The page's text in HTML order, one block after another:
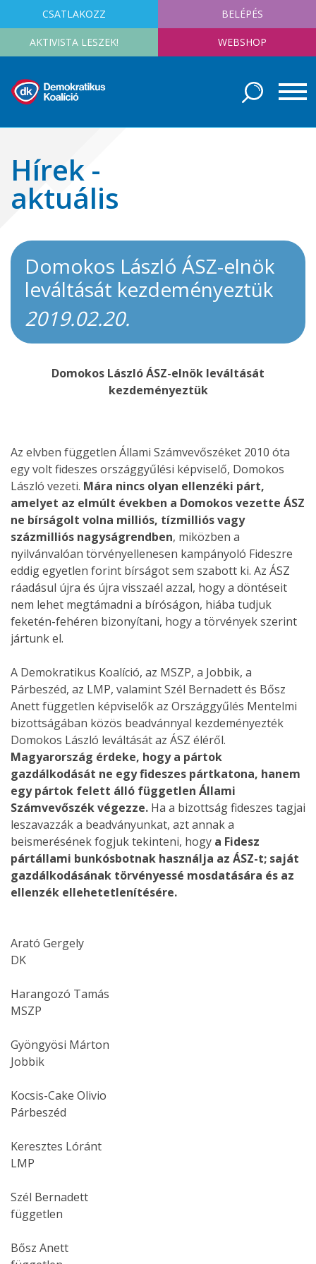
CSATLAKOZZ BELÉPÉS
AKTIVISTA LESZEK! WEBSHOP
Hírek -
aktuális
Domokos László ÁSZ-elnök
leváltását kezdeményeztük
2019.02.20.
Domokos László ÁSZ-elnök leváltását
kezdeményeztük
Az elvben független Állami Számvevőszéket 2010 óta
egy volt fideszes országgyűlési képviselő, Domokos
László vezeti. Mára nincs olyan ellenzéki párt,
amelyet az elmúlt években a Domokos vezette ÁSZ
ne bírságolt volna milliós, tízmilliós vagy
százmilliós nagyságrendben, miközben a
nyilvánvalóan törvényellenesen kampányoló Fideszre
eddig egyetlen forint bírságot sem szabott ki. Az ÁSZ
ráadásul újra és újra visszaél azzal, hogy a döntéseit
nem lehet megtámadni a bíróságon, hiába tudjuk
feketén-fehéren bizonyítani, hogy a törvények szerint
jártunk el.
A Demokratikus Koalíció, az MSZP, a Jobbik, a
Párbeszéd, az LMP, valamint Szél Bernadett és Bősz
Anett független képviselők az Országgyűlés Mentelmi
bizottságában közös beadvánnyal kezdeményezték
Domokos László leváltását az ÁSZ éléről.
Magyarország érdeke, hogy a pártok
gazdálkodását ne egy fideszes pártkatona, hanem
egy pártok felett álló független Állami
Számvevőszék végezze. Ha a bizottság fideszes tagjai
leszavazzák a beadványunkat, azt annak a
beismerésének fogjuk tekinteni, hogy a Fidesz
pártállami bunkósbotnak használja az ÁSZ-t; saját
gazdálkodásának törvényessé mosdatására és az
ellenzék ellehetetlenítésére.
Arató Gergely
DK
Harangozó Tamás
MSZP
Gyöngyösi Márton
Jobbik
Kocsis-Cake Olivio
Párbeszéd
Keresztes Lóránt
LMP
Szél Bernadett
független
Bősz Anett